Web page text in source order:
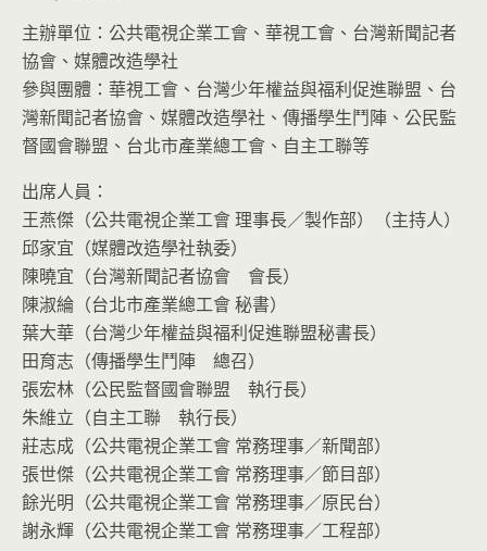
主辦單位：公共電視企業工會、華視工會、台灣新聞記者
協會、媒體改造學社
參與團體：華視工會、台灣少年權益與福利促進聯盟、台
灣新聞記者協會、媒體改造學社、傳播學生鬥陣、公民監
督國會聯盟、台北市產業總工會、自主工聯等
出席人員：
王燕傑（公共電視企業工會 理事長／製作部）（主持人）
邱家宜（媒體改造學社執委）
陳曉宜（台灣新聞記者協會 會長）
陳淑綸（台北市產業總工會 秘書）
葉大華（台灣少年權益與福利促進聯盟秘書長）
田育志（傳播學生鬥陣 總召）
張宏林（公民監督國會聯盟 執行長）
朱維立（自主工聯 執行長）
莊志成（公共電視企業工會 常務理事／新聞部）
張世傑（公共電視企業工會 常務理事／節目部）
餘光明（公共電視企業工會 常務理事／原民台）
謝永輝（公共電視企業工會 常務理事／工程部）